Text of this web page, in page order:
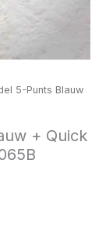
5-Punts Blauw
+ Quick